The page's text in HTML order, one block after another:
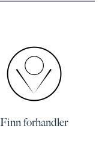
Finn forhandler